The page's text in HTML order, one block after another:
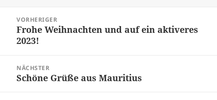
VORHERIGER
Vorheriger
Beitrag:
Frohe Weihnachten und auf ein aktiveres
2023!
NÄCHSTER
Nächster
Schöne Grüße aus Mauritius